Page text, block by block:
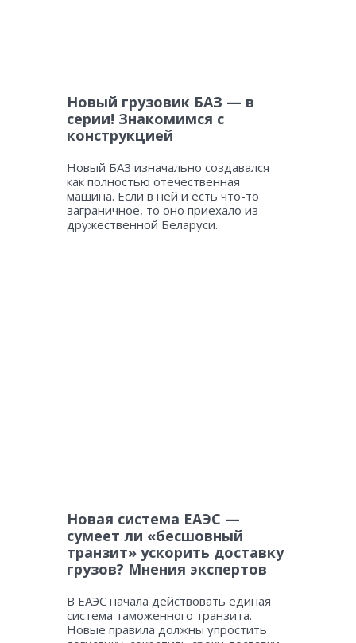
Новый грузовик БАЗ — в
серии! Знакомимся с
конструкцией
Новый БАЗ изначально создавался
как полностью отечественная
машина. Если в ней и есть что-то
заграничное, то оно приехало из
дружественной Беларуси.
Новая система ЕАЭС —
сумеет ли «бесшовный
транзит» ускорить доставку
грузов? Мнения экспертов
В ЕАЭС начала действовать единая
система таможенного транзита.
Новые правила должны упростить